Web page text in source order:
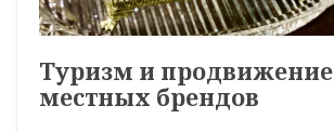
Туризм и продвижение
местных брендов